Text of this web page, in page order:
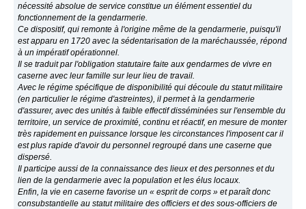
nécessité absolue de service constitue un élément essentiel du
fonctionnement de la gendarmerie.
Ce dispositif, qui remonte à l'origine même de la gendarmerie, puisqu'il
est apparu en 1720 avec la sédentarisation de la maréchaussée, répond
à un impératif opérationnel.
Il se traduit par l'obligation statutaire faite aux gendarmes de vivre en
caserne avec leur famille sur leur lieu de travail.
Avec le régime spécifique de disponibilité qui découle du statut militaire
(en particulier le régime d'astreintes), il permet à la gendarmerie
d'assurer, avec des unités à faible effectif disséminées sur l'ensemble du
territoire, un service de proximité, continu et réactif, en mesure de monter
très rapidement en puissance lorsque les circonstances l'imposent car il
est plus rapide d'avoir du personnel regroupé dans une caserne que
dispersé.
Il participe aussi de la connaissance des lieux et des personnes et du
lien de la gendarmerie avec la population et les élus locaux.
Enfin, la vie en caserne favorise un « esprit de corps » et paraît donc
consubstantielle au statut militaire des officiers et des sous-officiers de